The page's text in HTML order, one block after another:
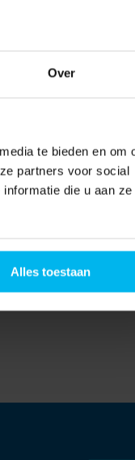
Over
te bieden en om
partners voor social
die u aan ze
Alles toestaan